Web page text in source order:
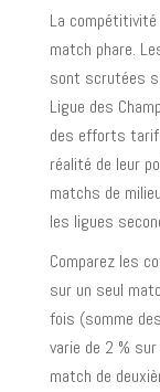
La
match phare.
sont scrutées
Ligue des
des efforts
réalité de leur
matchs de
les ligues
Comparez les
sur un seul
fois (somme
varie de 2 %
match de